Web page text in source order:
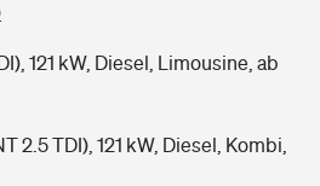
121 kW, Diesel, Limousine, ab
2.5 TDI), 121 kW, Diesel, Kombi,